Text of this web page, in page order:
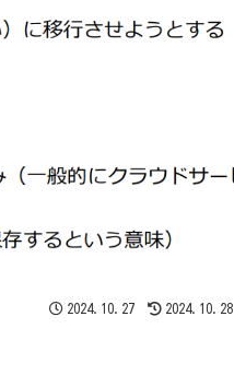
2024.10.27 2024.10.28